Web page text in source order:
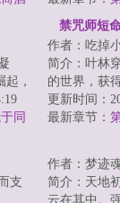
折翼的创世
，
诸
同
禁咒师短
作者：吃掉
简介：叶林
的世界，获
这个世界的
直接卡BUG
更新时间：
最新章节：
支
作者：梦迹
简介：天地
云在其中。